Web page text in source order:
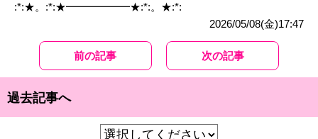
:*:★。:*:★━━━━━━★:*:。★:*:
2026/05/08(金)17:47
前の記事 次の記事
過去記事へ